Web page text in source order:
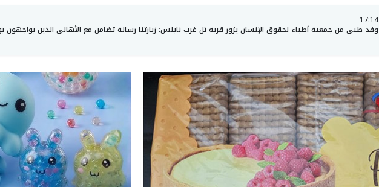
17:14
وفد طبي من جمعية أطباء لحقوق الإنسان يزور قرية تل غرب نابلس: زيارتنا رسالة تضامن مع الأهالي الذين يواجهون